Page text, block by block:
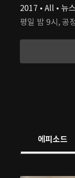
2017 • All • 뉴스
평일 밤 9시, 공
에피소드